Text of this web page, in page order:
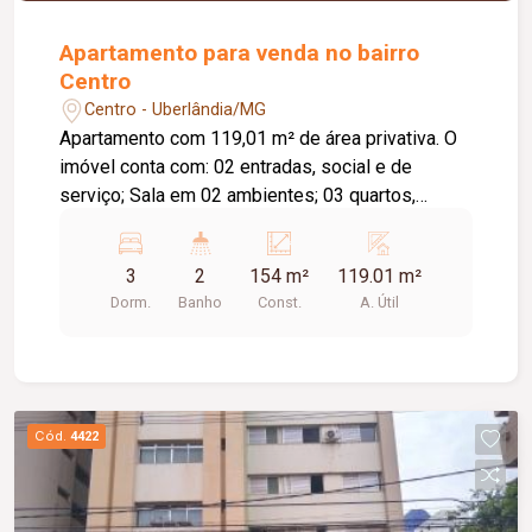
Apartamento para venda no bairro
Centro
Centro - Uberlândia/MG
Apartamento com 119,01 m² de área privativa. O
imóvel conta com: 02 entradas, social e de
serviço; Sala em 02 ambientes; 03 quartos,
social com box em blindex; Cozinha com
armários e cooktop; Lavanderia; Banheiro de
serviço; O condomínio conta com: Portaria 24
de novo; Piso em taco; Água quente em todas as
torneiras. Informações complementares: Área
construída de 154,00 m²; O imóvel não possui
vaga de garagem.
3
Dorm.
2
Banho
154 m²
Const.
119.01 m²
A. Útil
Cód. 4422